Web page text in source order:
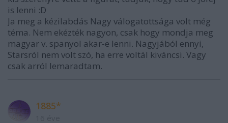
is lenni :D
Ja meg a kézilabdás Nagy válogatottsága volt még
téma. Nem ekézték nagyon, csak hogy mondja meg
magyar v. spanyol akar-e lenni. Nagyjából ennyi,
Starsról nem volt szó, ha erre voltál kiváncsi. Vagy
csak arról lemaradtam.
1885*